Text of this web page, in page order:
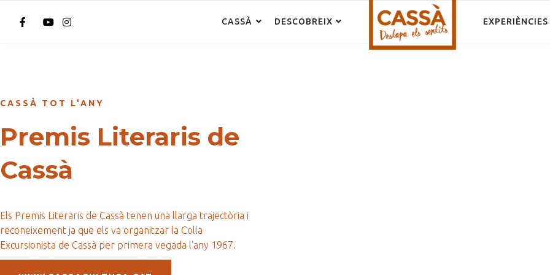
CASSÀ DESCOBREIX EXPERIÈNCIES
CASSÀ TOT L'ANY
Premis Literaris de
Cassà
Els Premis Literaris de Cassà tenen una llarga trajectòria i
reconeixement ja que els va organitzar la Colla
Excursionista de Cassà per primera vegada l'any 1967.